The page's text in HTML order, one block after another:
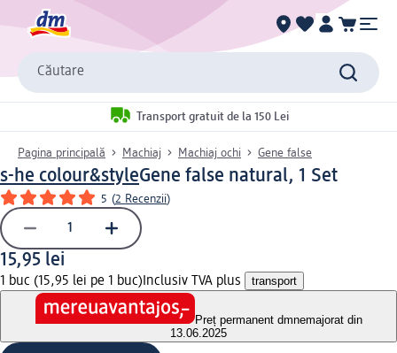
Căutare
Transport gratuit de la 150 Lei
Pagina principală Machiaj Machiaj ochi Gene false
s-he colour&styleGene false natural, 1 Set
5 (2 Recenzii)
15,95 lei
1 buc (15,95 lei pe 1 buc) Inclusiv TVA plus transport
Preț permanent dmnemajorat din
13.06.2025